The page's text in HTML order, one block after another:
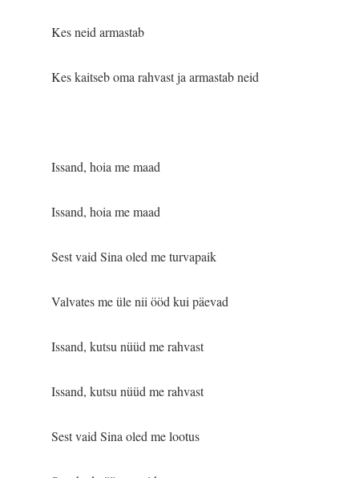
Kes neid armastab
Kes kaitseb oma rahvast ja armastab neid
Issand, hoia me maad
Issand, hoia me maad
Sest vaid Sina oled me turvapaik
Valvates me üle nii ööd kui päevad
Issand, kutsu nüüd me rahvast
Issand, kutsu nüüd me rahvast
Sest vaid Sina oled me lootus